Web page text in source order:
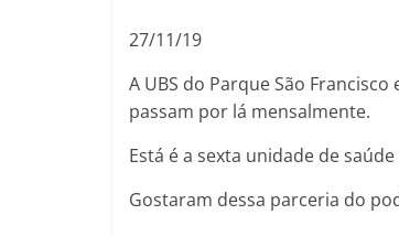
27/11/19
A UBS do Parque São
passam por lá mensalmente.
Está é a sexta unidade de
Gostaram dessa parceria do